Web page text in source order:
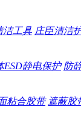
洁工具 庄臣清洁
ESD静电保护 防
粘合胶带 遮蔽胶